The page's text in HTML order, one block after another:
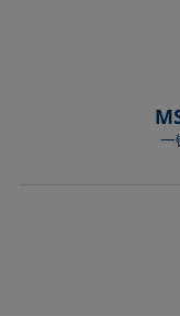
一